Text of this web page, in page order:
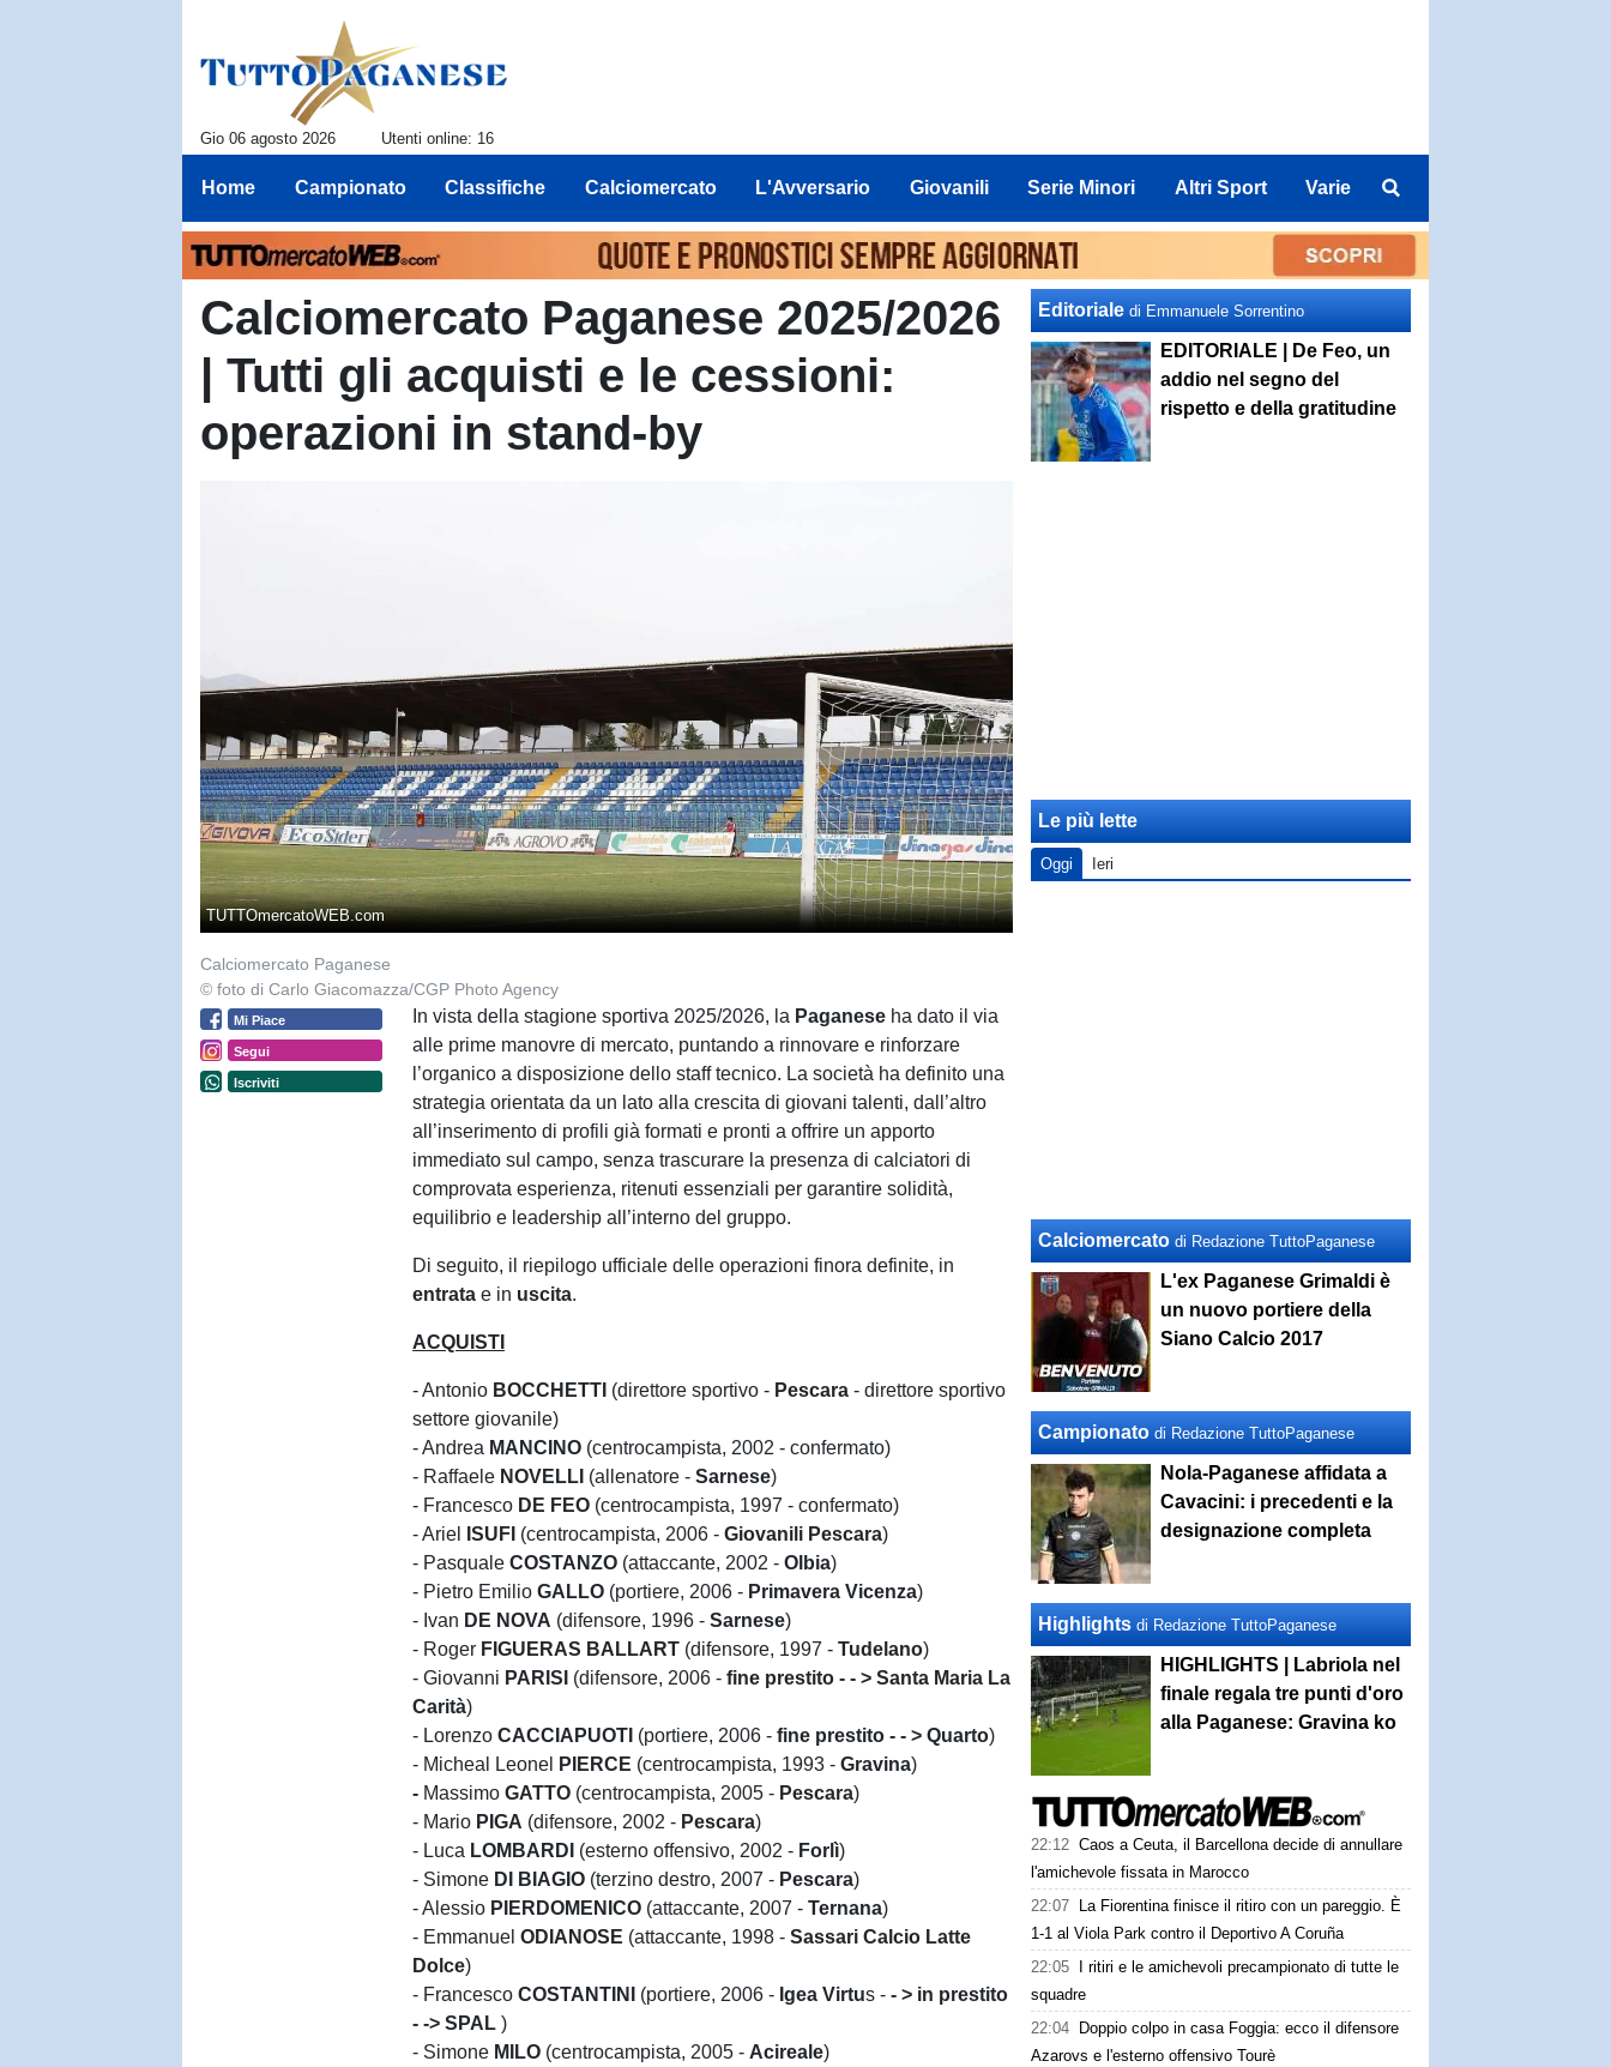
Gio 06 agosto 2026 Utenti online: 16
Home Campionato Classifiche Calciomercato L'Avversario Giovanili Serie Minori Altri Sport Varie
Calciomercato Paganese 2025/2026
| Tutti gli acquisti e le cessioni:
operazioni in stand-by
TUTTOmercatoWEB.com
Calciomercato Paganese
© foto di Carlo Giacomazza/CGP Photo Agency
Mi Piace
Segui
Iscriviti
In vista della stagione sportiva 2025/2026, la Paganese ha dato il via
alle prime manovre di mercato, puntando a rinnovare e rinforzare
l’organico a disposizione dello staff tecnico. La società ha definito una
strategia orientata da un lato alla crescita di giovani talenti, dall’altro
all’inserimento di profili già formati e pronti a offrire un apporto
immediato sul campo, senza trascurare la presenza di calciatori di
comprovata esperienza, ritenuti essenziali per garantire solidità,
equilibrio e leadership all’interno del gruppo.
Di seguito, il riepilogo ufficiale delle operazioni finora definite, in
entratae in uscita.
ACQUISTI
- Antonio BOCCHETTI (direttore sportivo - Pescara- direttore sportivo
settore giovanile)
- Andrea MANCINO (centrocampista, 2002 - confermato)
- Raffaele NOVELLI (allenatore -Sarnese)
- Francesco DE FEO (centrocampista, 1997 - confermato)
- Ariel
ISUFI (centrocampista, 2006 -Giovanili Pescara)
- PasqualeCOSTANZO (attaccante, 2002 -Olbia)
- Pietro EmilioGALLO (portiere, 2006 - Primavera Vicenza)
- Ivan DE NOVA (difensore, 1996 -Sarnese)
- Roger FIGUERAS BALLART (difensore, 1997 -Tudelano)
- Giovanni PARISI (difensore, 2006 -fine prestito - - > Santa Maria La
Carità)
- LorenzoCACCIAPUOTI (portiere, 2006 -fine prestito - - > Quarto)
- Micheal Leonel
PIERCE (centrocampista, 1993 -Gravina)
- Massimo GATTO (centrocampista, 2005 - Pescara)
- Mario PIGA (difensore, 2002 - Pescara)
- Luca LOMBARDI (esterno offensivo, 2002 - Forlì)
- Simone DI BIAGIO (terzino destro, 2007 - Pescara)
- Alessio PIERDOMENICO (attaccante, 2007 -Ternana)
- EmmanuelODIANOSE (attaccante, 1998 -Sassari Calcio Latte
Dolce)
- FrancescoCOSTANTINI (portiere, 2006 - IgeaVirtus -- > in prestito
- -> SPAL)
- Simone MILO (centrocampista, 2005 - Acireale)
Editoriale di Emmanuele Sorrentino
EDITORIALE | De Feo, un
addio nel segno del
rispetto e della gratitudine
Le più lette
Oggi Ieri
Calciomercato di Redazione TuttoPaganese
L'ex Paganese Grimaldi è
un nuovo portiere della
Siano Calcio 2017
Campionato di Redazione TuttoPaganese
Nola-Paganese affidata a
Cavacini: i precedenti e la
designazione completa
Highlights di Redazione TuttoPaganese
HIGHLIGHTS | Labriola nel
finale regala tre punti d'oro
alla Paganese: Gravina ko
22:12 Caos a Ceuta, il Barcellona decide di annullare
l'amichevole fissata in Marocco
22:07
La Fiorentina finisce il ritiro con un pareggio. È
1-1 al Viola Park contro il Deportivo A Coruña
22:05
I ritiri e le amichevoli precampionato di tutte le
squadre
22:04
Doppio colpo in casa Foggia: ecco il difensore
Azarovs e l'esterno offensivo Tourè